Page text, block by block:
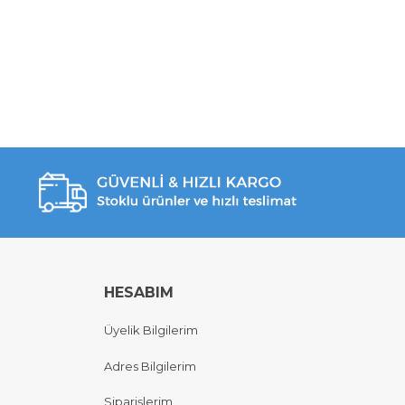
HESABIM
Üyelik Bilgilerim
Adres Bilgilerim
Siparişlerim